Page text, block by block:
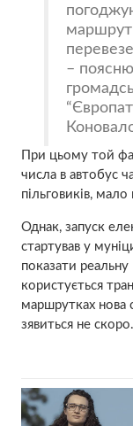
–
При цьому той
числа в автобус
пільговиків, мало
Однак, запуск
стартував у
показати реальну
користується
маршрутках нова
зявиться не скоро.